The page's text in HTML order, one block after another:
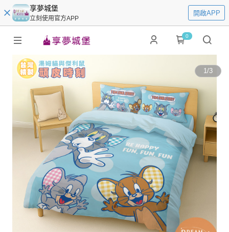
享夢城堡
立刻使用官方APP
開啟APP
0
1/3